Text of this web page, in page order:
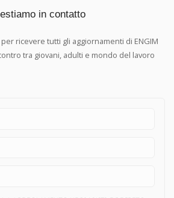
conoscere da vicino
durante l’anno scolastico e
trasversali oggi sempre più
Vivere un'esperienza concreta
verso un settore professionale o
Questa iniziativa è
in contatto
ricevere tutti gli aggiornamenti di ENGIM
tra giovani, adulti e mondo del lavoro